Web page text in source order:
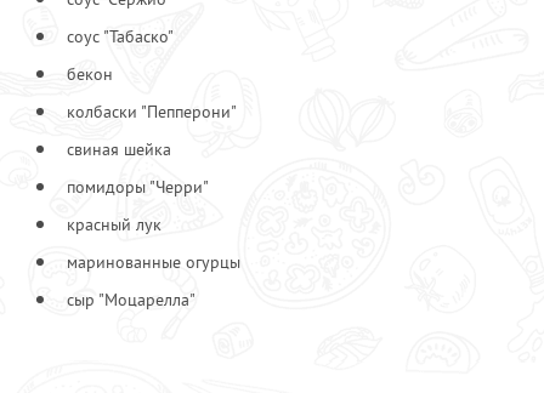
Ветчина
Грибы жареные
Куриные грудки
Лук красный
Лук репчатый
Соус "Табаско"
соус "Табаско"
бекон
колбаски "Пепперони"
свиная шейка
помидоры "Черри"
красный лук
маринованные огурцы
сыр "Моцарелла"